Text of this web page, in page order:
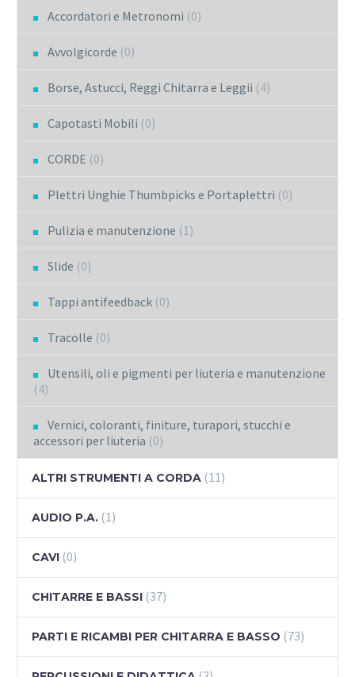
Accordatori e Metronomi (0)
Avvolgicorde (0)
Borse, Astucci, Reggi Chitarra e Leggii (4)
Capotasti Mobili (0)
CORDE (0)
Plettri Unghie Thumbpicks e Portaplettri (0)
Pulizia e manutenzione (1)
Slide (0)
Tappi antifeedback (0)
Tracolle (0)
Utensili, oli e pigmenti per liuteria e manutenzione
(4)
Vernici, coloranti, finiture, turapori, stucchi e
accessori per liuteria (0)
ALTRI STRUMENTI A CORDA (11)
AUDIO P.A. (1)
CAVI (0)
CHITARRE E BASSI (37)
PARTI E RICAMBI PER CHITARRA E BASSO (73)